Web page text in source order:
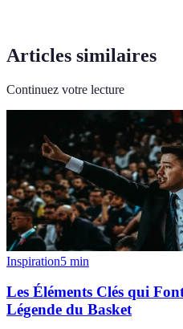
Articles similaires
Continuez votre lecture
Inspiration5 min
Les Éléments Clés qui
Légende du Basket